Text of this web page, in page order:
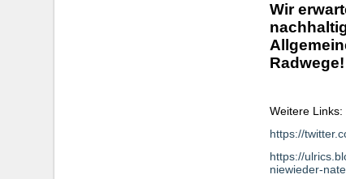
Wir
Radwege!
Weitere Links:
https://
https://
niewieder-